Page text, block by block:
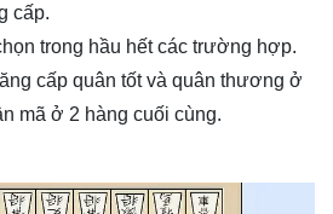
cấp.
trong hầu hết các trường hợp.
cấp quân tốt và quân thương ở
mã ở 2 hàng cuối cùng.